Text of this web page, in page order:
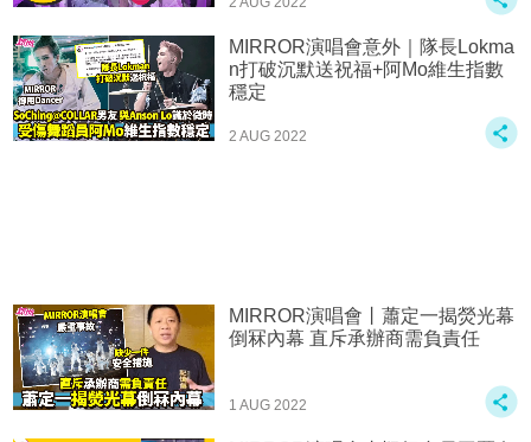
MIRROR演唱會意外｜隊長Lokma
n打破沉默送祝福+阿Mo維生指數
穩定
2 AUG 2022
MIRROR演唱會丨蕭定一揭熒光幕
倒冧內幕 直斥承辦商需負責任
1 AUG 2022